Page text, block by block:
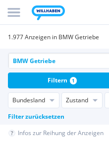
1.977 Anzeigen in BMW Getriebe
Bundesland Zustand
Filter zurücksetzen
Filtern 1
Infos zur Reihung der Anzeigen